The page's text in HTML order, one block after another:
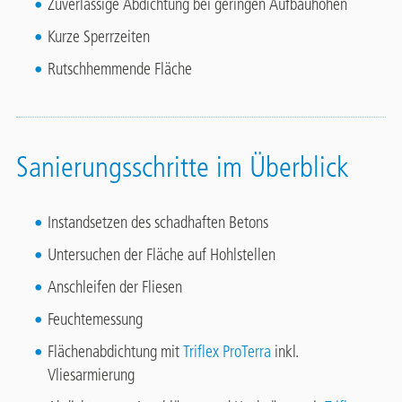
Zuverlässige Abdichtung bei geringen Aufbauhöhen
Kurze Sperrzeiten
Rutschhemmende Fläche
Sanierungsschritte im Überblick
Instandsetzen des schadhaften Betons
Untersuchen der Fläche auf Hohlstellen
Anschleifen der Fliesen
Feuchtemessung
Flächenabdichtung mitTriflex ProTerra inkl.
Vliesarmierung